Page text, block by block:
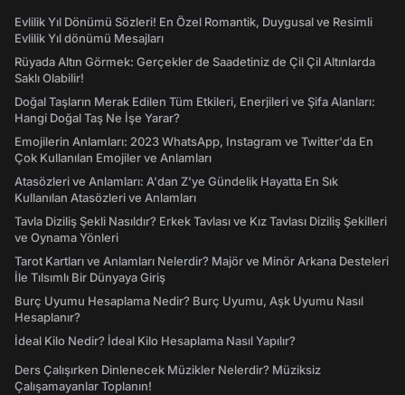
Evlilik Yıl Dönümü Sözleri! En Özel Romantik, Duygusal ve Resimli
Evlilik Yıl dönümü Mesajları
Rüyada Altın Görmek: Gerçekler de Saadetiniz de Çil Çil Altınlarda
Saklı Olabilir!
Doğal Taşların Merak Edilen Tüm Etkileri, Enerjileri ve Şifa Alanları:
Hangi Doğal Taş Ne İşe Yarar?
Emojilerin Anlamları: 2023 WhatsApp, Instagram ve Twitter'da En
Çok Kullanılan Emojiler ve Anlamları
Atasözleri ve Anlamları: A'dan Z'ye Gündelik Hayatta En Sık
Kullanılan Atasözleri ve Anlamları
Tavla Diziliş Şekli Nasıldır? Erkek Tavlası ve Kız Tavlası Diziliş Şekilleri
ve Oynama Yönleri
Tarot Kartları ve Anlamları Nelerdir? Majör ve Minör Arkana Desteleri
İle Tılsımlı Bir Dünyaya Giriş
Burç Uyumu Hesaplama Nedir? Burç Uyumu, Aşk Uyumu Nasıl
Hesaplanır?
İdeal Kilo Nedir? İdeal Kilo Hesaplama Nasıl Yapılır?
Ders Çalışırken Dinlenecek Müzikler Nelerdir? Müziksiz
Çalışamayanlar Toplanın!